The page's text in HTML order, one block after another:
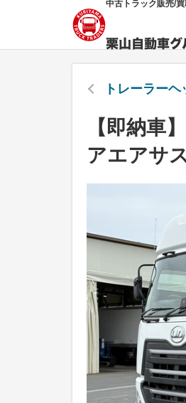
中古トラック販売/
トレーラー
【即納車
アエアサ